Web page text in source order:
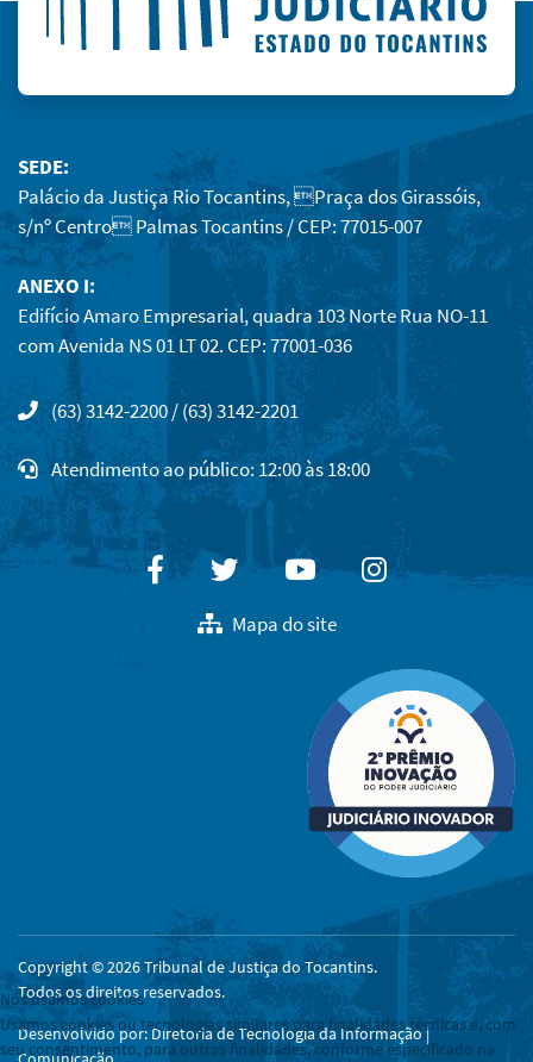
SEDE:
Palácio da Justiça Rio Tocantins, Praça dos Girassóis,
s/nº Centro Palmas Tocantins / CEP: 77015-007
ANEXO I:
Edifício Amaro Empresarial, quadra 103 Norte Rua NO-11
com Avenida NS 01 LT 02. CEP: 77001-036
(63) 3142-2200 / (63) 3142-2201
Atendimento ao público: 12:00 às 18:00
FacebookTwitterYoutubeInstagram
Mapa do site
Copyright © 2026 Tribunal de Justiça do Tocantins.
Todos os direitos reservados.
Desenvolvido por: Diretoria de Tecnologia da Informação |
Nós usamos cookies
Usamos cookies ou tecnologias similares para finalidades técnicas e, com
seu consentimento, para outras finalidades, conforme especificado na